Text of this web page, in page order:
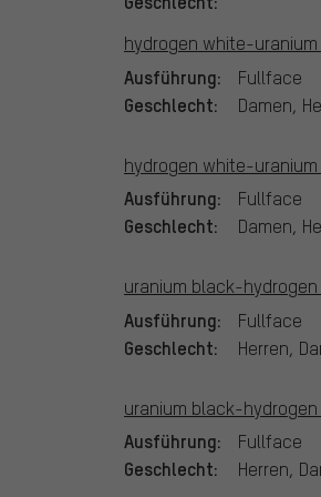
hydrogen white-
Ausführung: Fullface
Geschlecht: Damen,
hydrogen white-
Ausführung: Fullface
Geschlecht: Damen,
uranium black-
Ausführung: Fullface
Geschlecht: Herren,
uranium black-
Ausführung: Fullface
Geschlecht: Herren,